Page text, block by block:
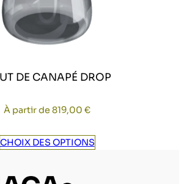
DE CANAPÉ DROP
À partir de819,00 €
CHOIX DES OPTIONS